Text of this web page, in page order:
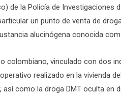
de la Policía de Investigaciones
un punto de venta de
alucinógena conocida
colombiano, vinculado con dos
realizado en la vivienda
como la droga DMT oculta en